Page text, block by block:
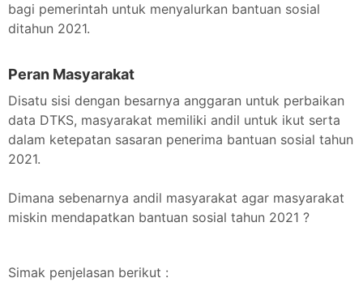
bagi pemerintah untuk menyalurkan bantuan sosial
ditahun 2021.
Peran Masyarakat
Disatu sisi dengan besarnya anggaran untuk perbaikan
data DTKS, masyarakat memiliki andil untuk ikut serta
dalam ketepatan sasaran penerima bantuan sosial tahun
2021.
Dimana sebenarnya andil masyarakat agar masyarakat
miskin mendapatkan bantuan sosial tahun 2021 ?
Simak penjelasan berikut :